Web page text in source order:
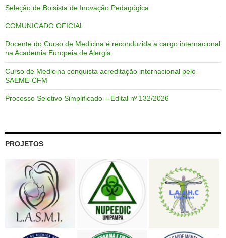
Seleção de Bolsista de Inovação Pedagógica
COMUNICADO OFICIAL
Docente do Curso de Medicina é reconduzida a cargo internacional
na Academia Europeia de Alergia
Curso de Medicina conquista acreditação internacional pelo
SAEME-CFM
Processo Seletivo Simplificado – Edital nº 132/2026
PROJETOS